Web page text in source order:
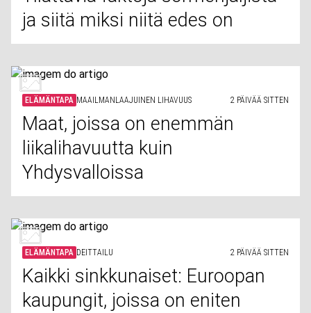
ja siitä miksi niitä edes on
ELÄMÄNTAPA MAAILMANLAAJUINEN LIHAVUUS 2 PÄIVÄÄ SITTEN
Maat, joissa on enemmän
liikalihavuutta kuin
Yhdysvalloissa
ELÄMÄNTAPA DEITTAILU 2 PÄIVÄÄ SITTEN
Kaikki sinkkunaiset: Euroopan
kaupungit, joissa on eniten